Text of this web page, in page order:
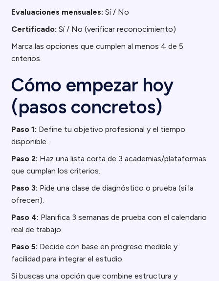
Evaluaciones mensuales: Sí / No
Certificado: Sí / No (verificar reconocimiento)
Marca las opciones que cumplen al menos 4 de 5
criterios.
Cómo empezar hoy
(pasos concretos)
Paso 1: Define tu objetivo profesional y el tiempo
disponible.
Paso 2: Haz una lista corta de 3 academias/plataformas
que cumplan los criterios.
Paso 3: Pide una clase de diagnóstico o prueba (si la
ofrecen).
Paso 4: Planifica 3 semanas de prueba con el calendario
real de trabajo.
Paso 5: Decide con base en progreso medible y
facilidad para integrar el estudio.
Si buscas una opción que combine estructura y